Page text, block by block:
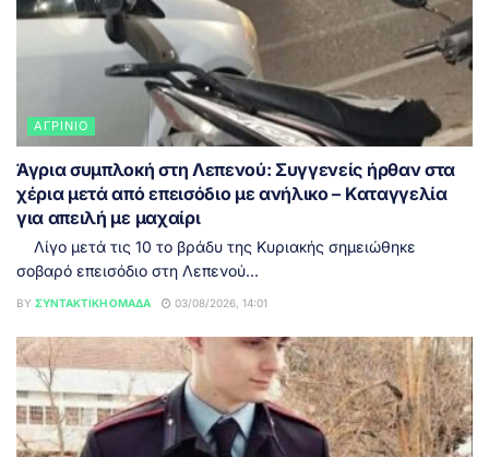
ΑΓΡΊΝΙΟ
Άγρια συμπλοκή στη Λεπενού: Συγγενείς ήρθαν στα
χέρια μετά από επεισόδιο με ανήλικο – Καταγγελία
για απειλή με μαχαίρι
Λίγο μετά τις 10 το βράδυ της Κυριακής σημειώθηκε
σοβαρό επεισόδιο στη Λεπενού...
BY ΣΥΝΤΑΚΤΙΚΉ ΟΜΆΔΑ 03/08/2026, 14:01